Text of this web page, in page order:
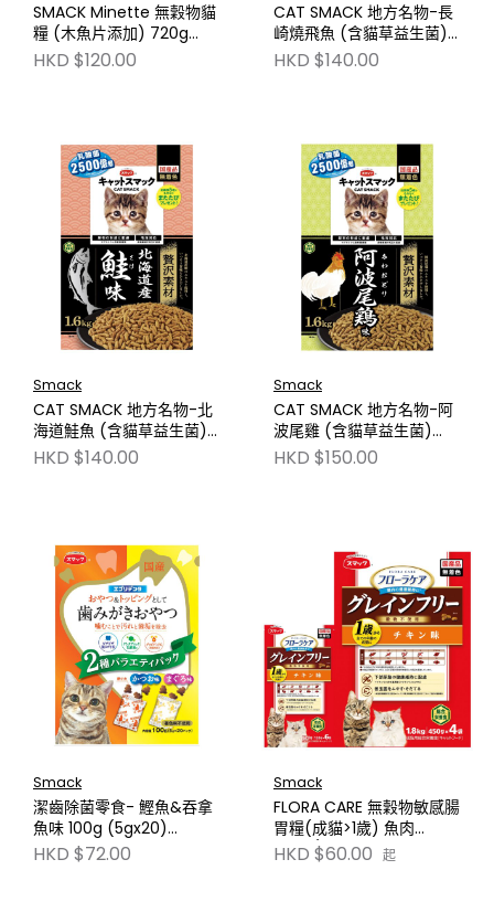
SMACK Minette 無穀物貓
糧 (木魚片添加) 720g
SM2370
HKD $120.00
CAT SMACK 地方名物-長
崎燒飛魚 (含貓草益生菌)
1.6kg SM2206
HKD $140.00
Smack
CAT SMACK 地方名物-北
海道鮭魚 (含貓草益生菌)
1.6kg SM2205
HKD $140.00
Smack
CAT SMACK 地方名物-阿
波尾雞 (含貓草益生菌)
1.6kg SM2202
HKD $150.00
Smack
潔齒除菌零食- 鰹魚&吞拿
魚味 100g (5gx20)
SM2265
HKD $72.00
Smack
FLORA CARE 無穀物敏感腸
胃糧(成貓>1歲) 魚肉
720g/1.8kg SM2391
SM2396
HKD $60.00 起